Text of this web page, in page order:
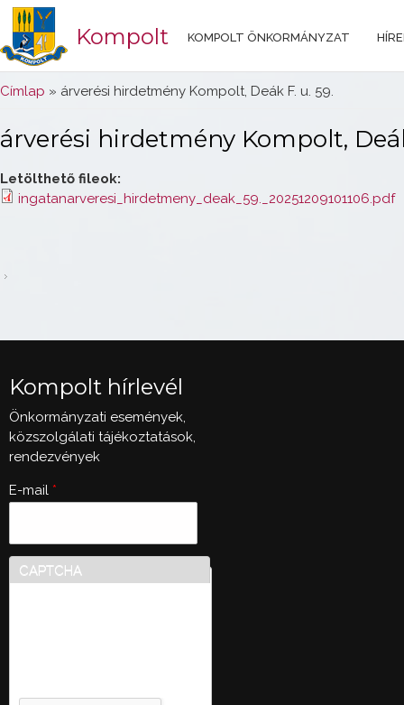
Kompolt KOMPOLT ÖNKORMÁNYZAT
Jelenlegi hely
Címlap » árverési hirdetmény Kompolt, Deák F. u. 59.
árverési hirdetmény Kompolt,
Letölthető fileok:
ingatanarveresi_hirdetmeny_deak_59._20251209101106.pdf
Kompolt hírlevél
Önkormányzati események,
közszolgálati tájékoztatások,
rendezvények
E-mail *
CAPTCHA